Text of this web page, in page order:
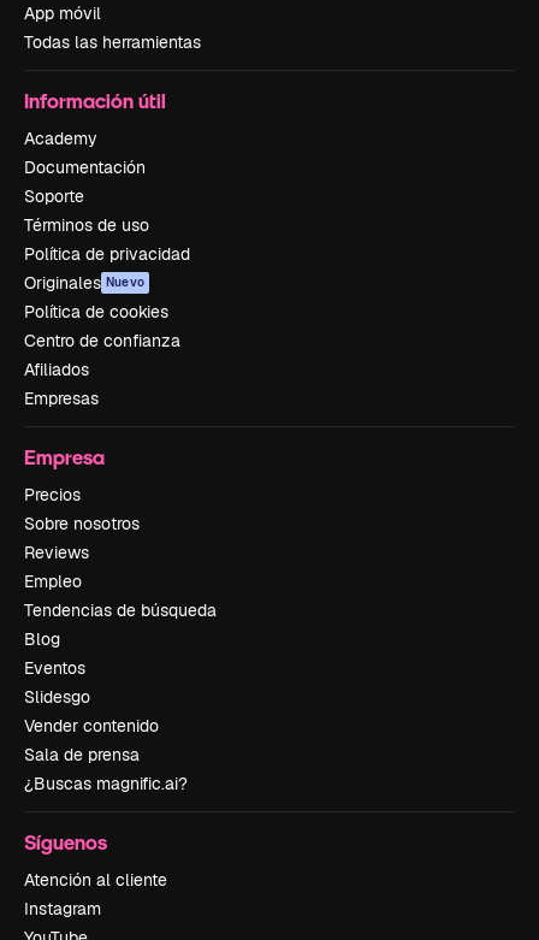
App móvil
Todas las herramientas
Información útil
Academy
Documentación
Soporte
Términos de uso
Política de privacidad
Originales Nuevo
Política de cookies
Centro de confianza
Afiliados
Empresas
Empresa
Precios
Sobre nosotros
Reviews
Empleo
Tendencias de búsqueda
Blog
Eventos
Slidesgo
Vender contenido
Sala de prensa
¿Buscas magnific.ai?
Síguenos
Atención al cliente
Instagram